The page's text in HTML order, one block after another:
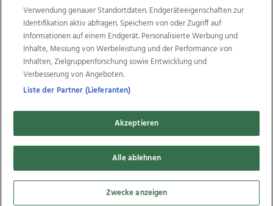
Weitere Angebote des Medienhauses Wimmer
TV1 di-mog-i.at OÖNow
Ischler Woche
Life Radio
OÖNachrichten
OÖN Immobilien
OÖN Karriere
OÖN Reise
Promenaden Galerien
Regionaljobs
wasistlos.at wirtrauern.at
Copyrights © 2026 Tips Zeitungs GmbH & Co KG
developed by
Verwendung genauer Standortdaten. Endgeräteeigenschaften zur
Identifikation aktiv abfragen. Speichern von oder Zugriff auf
Informationen auf einem Endgerät. Personalisierte Werbung und
Inhalte, Messung von Werbeleistung und der Performance von
Inhalten, Zielgruppenforschung sowie Entwicklung und
Verbesserung von Angeboten.
Liste der Partner (Lieferanten)
Akzeptieren
Alle ablehnen
Zwecke anzeigen